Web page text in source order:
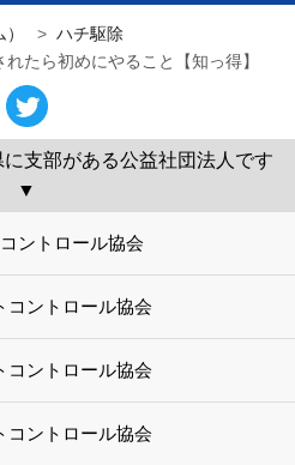
ハチ駆除
れたら初めにやること【知っ得】
支部がある公益社団法人です
▼
ントロール協会
コントロール協会
コントロール協会
コントロール協会